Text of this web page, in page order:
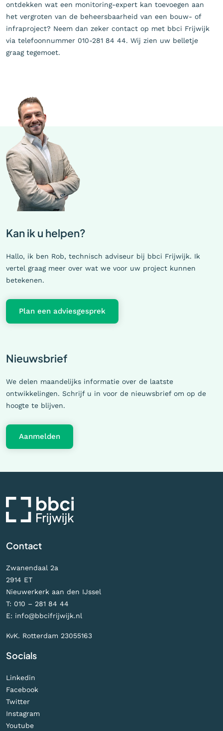
ontdekken wat een monitoring-expert kan toevoegen aan
het vergroten van de beheersbaarheid van een bouw- of
infraproject? Neem dan zeker contact op met bbci Frijwijk
via telefoonnummer 010-281 84 44. Wij zien uw belletje
graag tegemoet.
Kan ik u helpen?
Hallo, ik ben Rob, technisch adviseur bij bbci Frijwijk. Ik
vertel graag meer over wat we voor uw project kunnen
betekenen.
Plan een adviesgesprek
Nieuwsbrief
We delen maandelijks informatie over de laatste
ontwikkelingen. Schrijf u in voor de nieuwsbrief om op de
hoogte te blijven.
Aanmelden
Contact
Zwanendaal 2a
2914 ET
Nieuwerkerk aan den IJssel
T: 010 – 281 84 44
E: info@bbcifrijwijk.nl
KvK. Rotterdam 23055163
Socials
Linkedin
Facebook
Twitter
Instagram
Youtube